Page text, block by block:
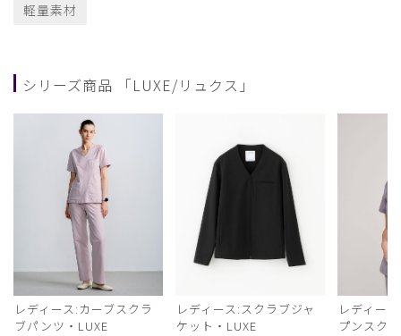
軽量素材
シリーズ商品 「LUXE/リュクス」
レディース:カーブスクラ
ブパンツ・LUXE
レディース:スクラブジャ
ケット・LUXE
レディー
プンスク